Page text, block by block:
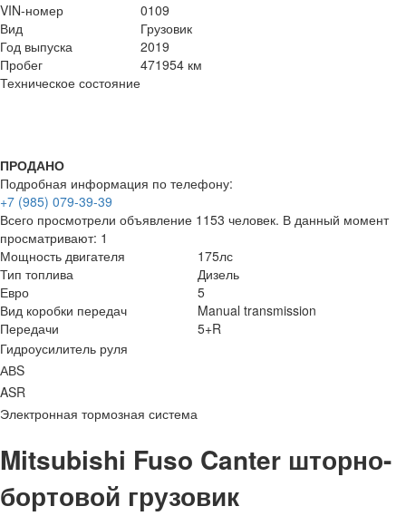
VIN-номер
0109
Вид
Грузовик
Год выпуска
2019
Пробег
471954 км
Техническое состояние
ПРОДАНО
Подробная информация по телефону:
+7 (985) 079-39-39
Всего просмотрели объявление 1153 человек. В данный момент
просматривают: 1
Мощность двигателя
175лс
Тип топлива
Дизель
Евро
5
Вид коробки передач
Manual transmission
Передачи
5+R
Гидроусилитель руля
АВS
ASR
Электронная тормозная система
Mitsubishi Fuso Canter шторно-
бортовой грузовик